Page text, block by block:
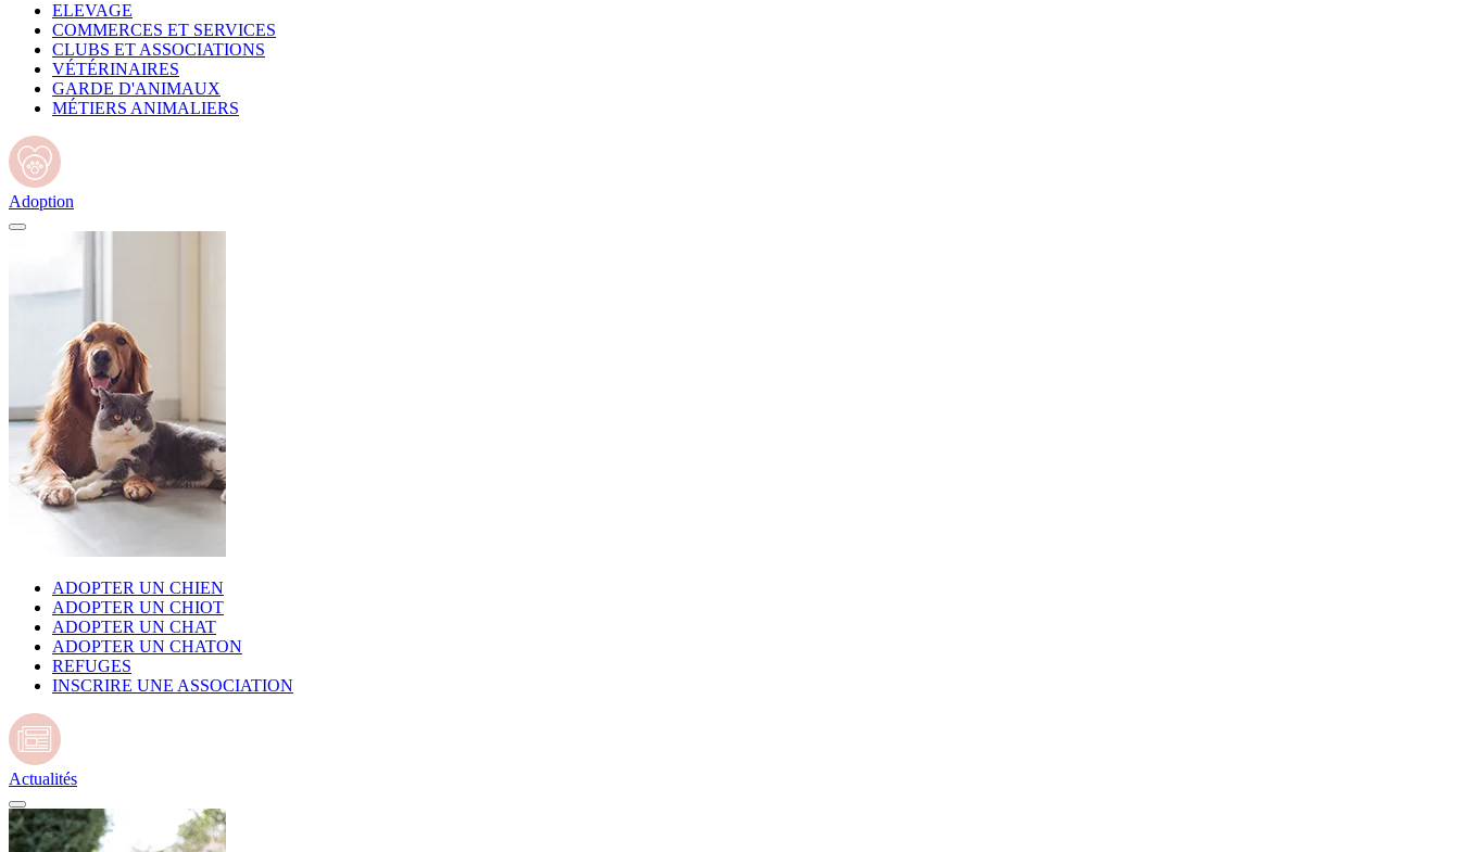
ELEVAGE
COMMERCES ET SERVICES
CLUBS ET ASSOCIATIONS
VÉTÉRINAIRES
GARDE D'ANIMAUX
MÉTIERS ANIMALIERS
Adoption
ADOPTER UN CHIEN
ADOPTER UN CHIOT
ADOPTER UN CHAT
ADOPTER UN CHATON
REFUGES
INSCRIRE UNE ASSOCIATION
Actualités